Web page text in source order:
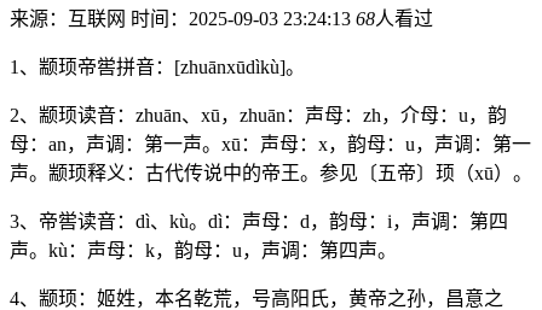
来源：互联网 时间：2025-09-03 23:24:13 68人看过
1、颛顼帝喾拼音：[zhuānxūdìkù]。
2、颛顼读音：zhuān、xū，zhuān：声母：zh，介母：u，韵
母：an，声调：第一声。xū：声母：x，韵母：u，声调：第一
声。颛顼释义：古代传说中的帝王。参见〔五帝〕顼（xū）。
3、帝喾读音：dì、kù。dì：声母：d，韵母：i，声调：第四
声。kù：声母：k，韵母：u，声调：第四声。
4、颛顼：姬姓，本名乾荒，号高阳氏，黄帝之孙，昌意之